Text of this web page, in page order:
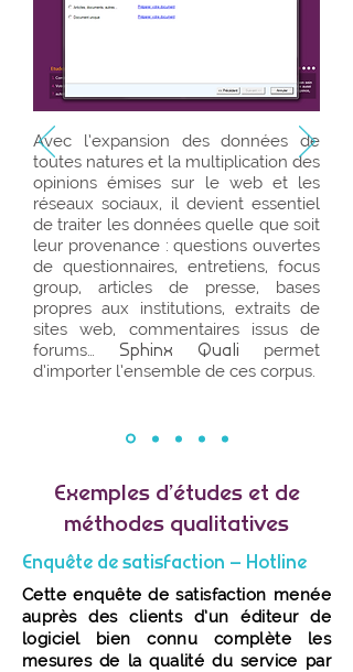
Avec l’expansion des données de
toutes natures et la multiplication des
opinions émises sur le web et les
réseaux sociaux, il devient essentiel
de traiter les données quelle que soit
leur provenance : questions ouvertes
de questionnaires, entretiens, focus
group, articles de presse, bases
propres aux institutions, extraits de
sites web, commentaires issus de
forums… Sphinx Quali permet
d’importer l’ensemble de ces corpus.
Exemples d’études et de
méthodes qualitatives
Enquête de satisfaction – Hotline
Cette enquête de satisfaction menée
auprès des clients d’un éditeur de
logiciel bien connu complète les
mesures de la qualité du service par